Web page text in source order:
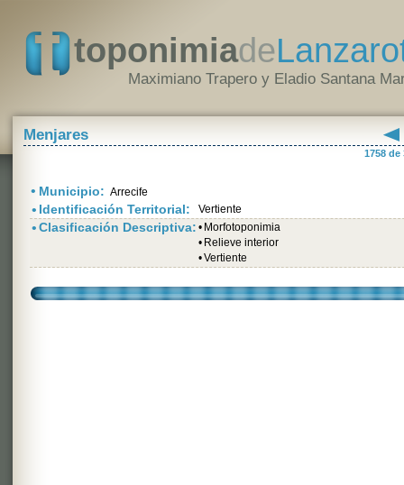
toponimiade
Maximiano Trapero y Eladio Santana
Menjares
1758 de
• Municipio: Arrecife
• Identificación Territorial: Vertiente
•Clasificación Descriptiva: • Morfotoponimia
• Relieve interior
•Vertiente